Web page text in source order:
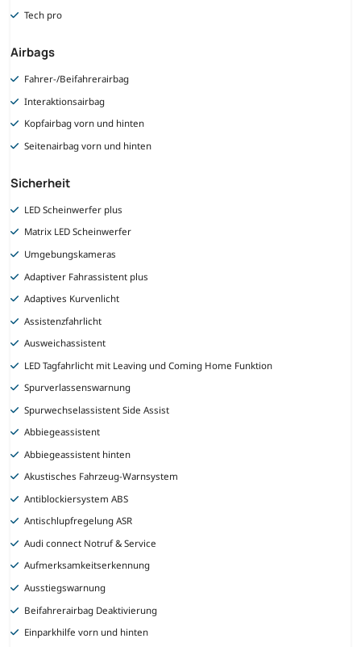
Tech pro
Airbags
Fahrer-/Beifahrerairbag
Interaktionsairbag
Kopfairbag vorn und hinten
Seitenairbag vorn und hinten
Sicherheit
LED Scheinwerfer plus
Matrix LED Scheinwerfer
Umgebungskameras
Adaptiver Fahrassistent plus
Adaptives Kurvenlicht
Assistenzfahrlicht
Ausweichassistent
LED Tagfahrlicht mit Leaving und Coming Home Funktion
Spurverlassenswarnung
Spurwechselassistent Side Assist
Abbiegeassistent
Abbiegeassistent hinten
Akustisches Fahrzeug-Warnsystem
Antiblockiersystem ABS
Antischlupfregelung ASR
Audi connect Notruf & Service
Aufmerksamkeitserkennung
Ausstiegswarnung
Beifahrerairbag Deaktivierung
Einparkhilfe vorn und hinten